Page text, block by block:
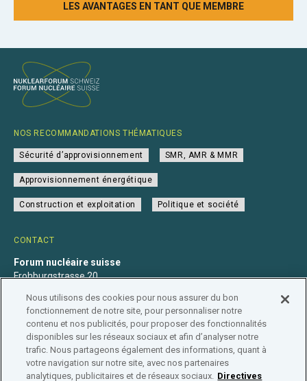
LES AVANTAGES EN TANT QUE MEMBRE
CONTACT
Forum nucléaire suisse
Frohburgstrasse 20
+41 31 560 36 50
info@nuklearforum.ch
NOS RECOMMANDATIONS THÉMATIQUES
Sécurité d’approvisionnement SMR, AMR & MMR
Approvisionnement énergétique
Construction et exploitation Politique et société
Nous utilisons des cookies pour nous assurer du bon
fonctionnement de notre site, pour personnaliser notre
contenu et nos publicités, pour proposer des fonctionnalités
disponibles sur les réseaux sociaux et afin d’analyser notre
trafic. Nous partageons également des informations, quant à
votre navigation sur notre site, avec nos partenaires
analytiques, publicitaires et de réseaux sociaux. Directives